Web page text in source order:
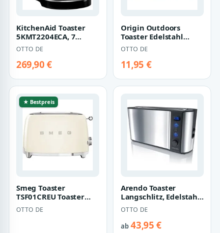
KitchenAid Toaster
5KMT2204ECA, 7
Bräunungsstufen,
Spritzgussmetall Ge…
OTTO DE
269,90 €
Origin Outdoors
Toaster Edelstahl
Camping-Toaster –
Origin Outdoors Ca…
OTTO DE
11,95 €
★ Bestpreis
Smeg Toaster
TSF01CREU Toaster
creme
OTTO DE
Arendo Toaster
Langschlitz, Edelstahl,
Display mit
Restzeitanzeige, Br…
OTTO DE
ab43,95 €